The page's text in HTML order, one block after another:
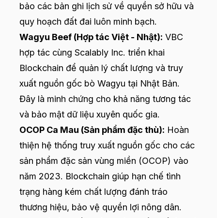
bảo các bản ghi lịch sử về quyền sở hữu và
quy hoạch đất đai luôn minh bạch.
Wagyu Beef (Hợp tác Việt - Nhật): VBC
hợp tác cùng Scalably Inc. triển khai
Blockchain để quản lý chất lượng và truy
xuất nguồn gốc bò Wagyu tại Nhật Bản.
Đây là minh chứng cho khả năng tương tác
và bảo mật dữ liệu xuyên quốc gia.
OCOP Ca Mau (Sản phẩm đặc thù): Hoàn
thiện hệ thống truy xuất nguồn gốc cho các
sản phẩm đặc sản vùng miền (OCOP) vào
năm 2023. Blockchain giúp hạn chế tình
trạng hàng kém chất lượng đánh tráo
thương hiệu, bảo vệ quyền lợi nông dân.